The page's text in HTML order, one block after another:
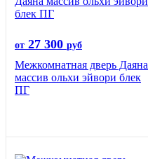
от 27 300 руб
Межкомнатная дверь Даяна
массив ольхи эйвори блек
ПГ